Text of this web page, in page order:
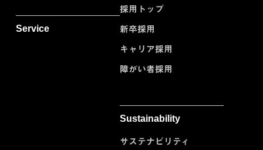
Service
採用トップ
新卒採用
キャリア採用
障がい者採用
Sustainability
サステナビリティ